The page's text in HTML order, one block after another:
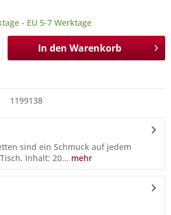
- EU 5-7 Werktage
In den Warenkorb
1199138
sind ein Schmuck auf jedem
Inhalt: 20... mehr